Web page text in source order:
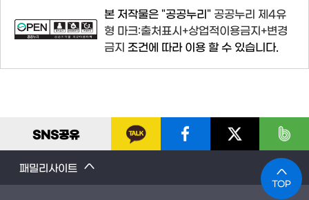
본 저작물은 "공공누리" 공공누리 제4유
형 마크:출처표시+상업적이용금지+변경
금지 조건에 따라 이용 할 수 있습니다.
SNS공유
패밀리사이트
TOP